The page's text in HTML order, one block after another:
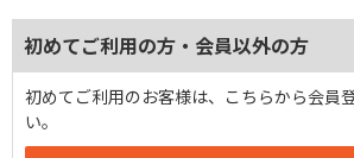
初めてご利用の方・会員以外の方
初めてご利用のお客様は、こちらから会員
い。